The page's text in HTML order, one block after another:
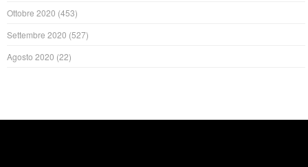
Ottobre 2020 (453)
Settembre 2020 (527)
Agosto 2020 (22)